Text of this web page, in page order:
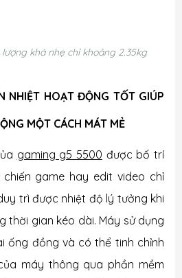
khá nhẹ chỉ khoảng 2.35kg
NHIỆT HOẠT ĐỘNG TỐT GIÚP
MỘT CÁCH MÁT MẺ
gaming g5 5500 được bố trí
game hay edit video chỉ
trì được nhiệt độ lý tưởng khi
thời gian kéo dài. Máy sử dụng
ống đồng và có thể tinh chỉnh
máy thông qua phần mềm